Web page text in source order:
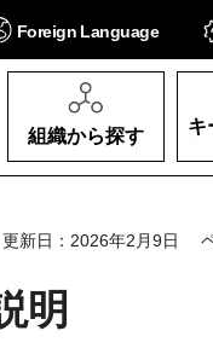
Foreign Language
組織から探す
キ
更新日：2026年2月9日
明